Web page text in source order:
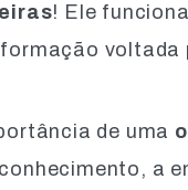
! Ele
voltada
de uma
a